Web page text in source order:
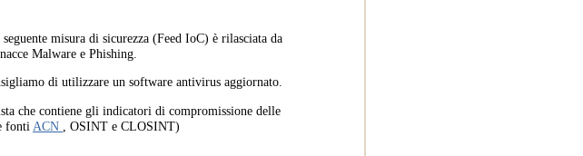
misura di sicurezza (Feed IoC) è rilasciata da
Malware e Phishing.
di utilizzare un software antivirus aggiornato.
che contiene gli indicatori di compromissione delle
fonti ACN , OSINT e CLOSINT)